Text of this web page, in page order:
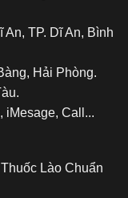
An, TP. Dĩ An, Bình
Hải Phòng.
iMesage, Call...
Lào Chuẩn